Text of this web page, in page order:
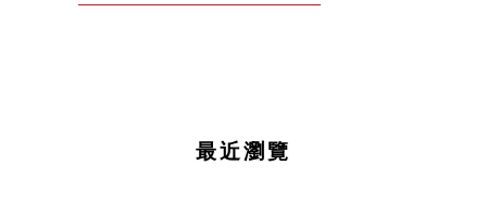
最近瀏覽